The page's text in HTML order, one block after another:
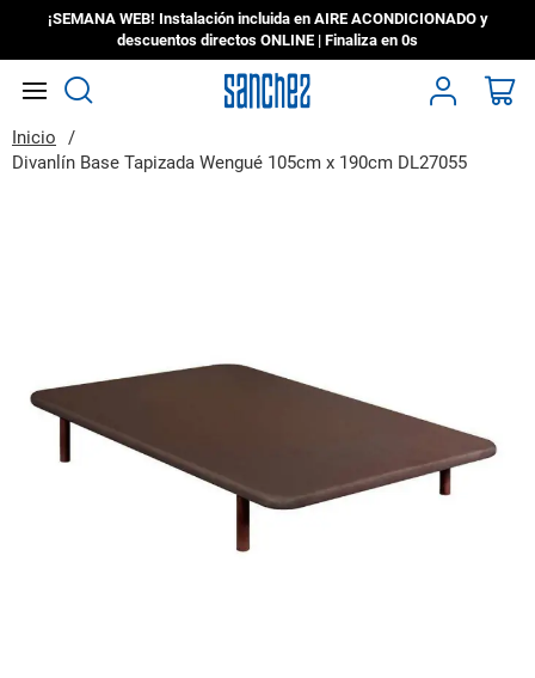
¡SEMANA WEB! Instalación incluida en AIRE ACONDICIONADO y
descuentos directos ONLINE | Finaliza en 0s
Inicio
Divanlín Base Tapizada Wengué 105cm x 190cm DL27055
imágenes